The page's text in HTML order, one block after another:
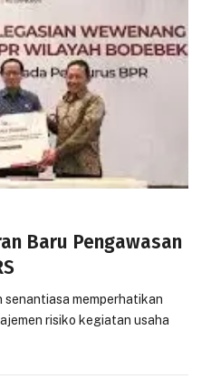
Baru Pengawasan
senantiasa memperhatikan
risiko kegiatan usaha